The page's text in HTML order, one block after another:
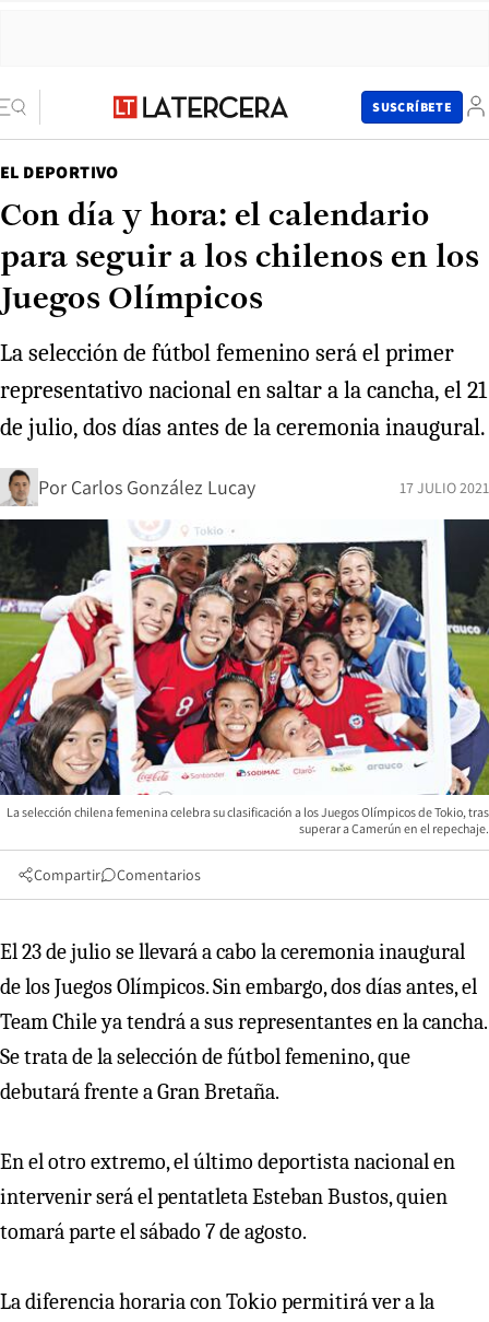
SUSCRÍBETE
EL DEPORTIVO
Con día y hora: el calendario
para seguir a los chilenos en los
Juegos Olímpicos
La selección de fútbol femenino será el primer
representativo nacional en saltar a la cancha, el 21
de julio, dos días antes de la ceremonia inaugural.
Por Carlos González Lucay 17 JULIO 2021
La selección chilena femenina celebra su clasificación a los Juegos Olímpicos de Tokio, tras
superar a Camerún en el repechaje.
Compartir Comentarios
El 23 de julio se llevará a cabo la ceremonia inaugural
de los Juegos Olímpicos. Sin embargo, dos días antes, el
Team Chile ya tendrá a sus representantes en la cancha.
Se trata de la selección de fútbol femenino, que
debutará frente a Gran Bretaña.
En el otro extremo, el último deportista nacional en
intervenir será el pentatleta Esteban Bustos, quien
tomará parte el sábado 7 de agosto.
La diferencia horaria con Tokio permitirá ver a la